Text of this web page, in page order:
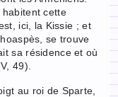
habitent cette
ici, la Kissie ; et
se trouve
sa résidence et où
49).
au roi de Sparte,